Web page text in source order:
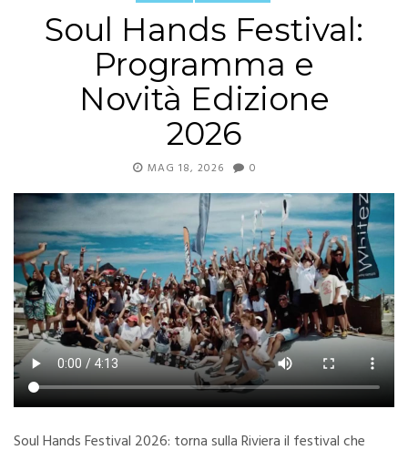
Soul Hands Festival:
Programma e
Novità Edizione
2026
MAG 18, 2026 0
Soul Hands Festival 2026: torna sulla Riviera il festival che